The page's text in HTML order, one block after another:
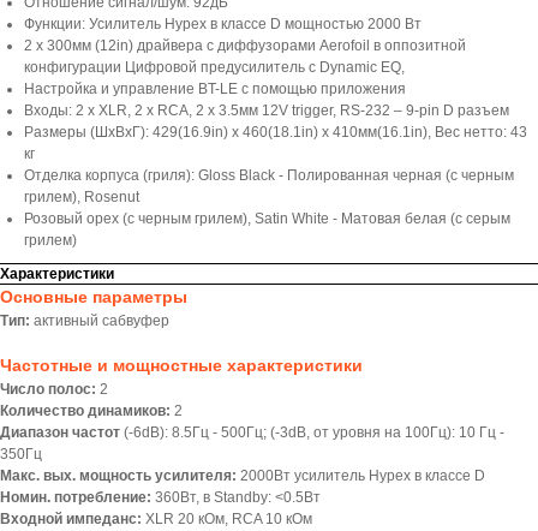
Функции: Усилитель Hypex в классе D мощностью 2000 Вт
2 x 300мм (12in) драйвера с диффузорами Aerofoil в оппозитной
конфигурации Цифровой предусилитель с Dynamic EQ,
Настройка и управление BT-LE с помощью приложения
Входы: 2 x XLR, 2 x RCA, 2 x 3.5мм 12V trigger, RS-232 – 9-pin D разъем
Размеры (ШхВхГ): 429(16.9in) х 460(18.1in) х 410мм(16.1in), Вес нетто: 43
кг
Отделка корпуса (гриля): Gloss Black - Полированная черная (с черным
грилем), Rosenut
Розовый орех (с черным грилем), Satin White - Матовая белая (с серым
грилем)
Характеристики
Основные параметры
Тип: активный сабвуфер
Частотные и мощностные характеристики
Число полос: 2
Количество динамиков: 2
Диапазон частот (-6dB): 8.5Гц - 500Гц; (-3dB, от уровня на 100Гц): 10 Гц -
350Гц
Макс. вых. мощность усилителя: 2000Вт усилитель Hypex в классе D
Номин. потребление: 360Вт, в Standby: <0.5Вт
Входной импеданс: XLR 20 кОм, RCA 10 кОм